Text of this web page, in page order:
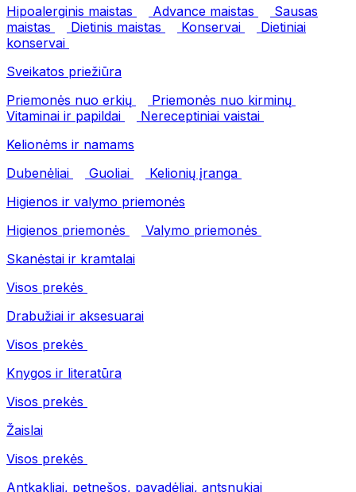
Hipoalerginis maistas
Advance maistas
Sausas
maistas
Dietinis maistas Konservai
Dietiniai
konservai
Sveikatos priežiūra
Priemonės nuo erkių
Priemonės nuo kirminų
Vitaminai ir papildai
Nereceptiniai vaistai
Kelionėms ir namams
Dubenėliai
Guoliai
Kelionių įranga
Higienos ir valymo priemonės
Higienos priemonės
Valymo priemonės
Skanėstai ir kramtalai
Visos prekės
Drabužiai ir aksesuarai
Visos prekės
Knygos ir literatūra
Visos prekės
Žaislai
Visos prekės
Antkakliai, petnešos, pavadėliai, antsnukiai